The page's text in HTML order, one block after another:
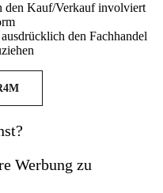
den Kauf/Verkauf involviert
den Fachhandel
Werbung zu